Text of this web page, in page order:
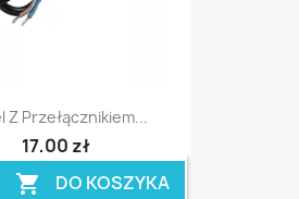
Z Przełącznikiem...
17,00 zł
 DO KOSZYKA